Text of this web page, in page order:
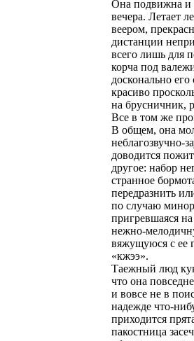
Она подвижна и
вечера. Летает
веером,
дистанции
всего лишь для
корча под
досконально его
красиво
на брусничник,
Все в том же
В общем, она
неблагозвучно-
доводится
другое: набор
странное
передразнить
по случаю
пригревшаяся
нежно-
вяжущуюся с ее
«кжээ».
Таежный люд
что она
и вовсе не в
надежде что-
приходится
пакостница